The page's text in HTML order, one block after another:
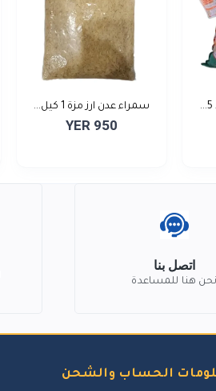
سمراء عدن ارز مزة 1 كيل...
YER 950
اتصل بنا
نحن هنا للمساعدة
الحساب والشحن